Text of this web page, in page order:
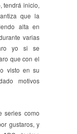
tendrá inicio,
que la
alta en
varias
yo si se
que con el
visto en su
motivos
series como
gustaros, y